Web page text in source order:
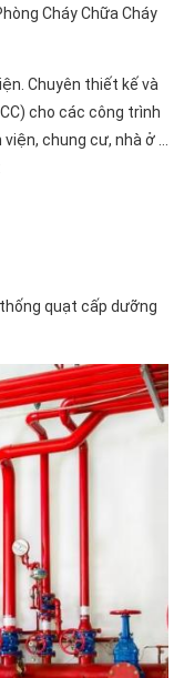
Cháy Chữa Cháy
Chuyên thiết kế và
cho các công trình
chung cư, nhà ở …
quạt cấp dưỡng